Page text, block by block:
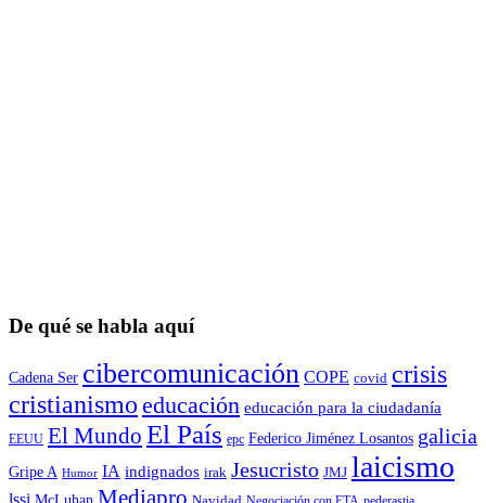
De qué se habla aquí
Cadena Ser cibercomunicación COPE covid crisis
cristianismo educación educación para la ciudadaní­a
EEUU El Mundo El País epc Federico Jiménez Losantos galicia
Gripe A Humor IA indignados irak Jesucristo JMJ laicismo